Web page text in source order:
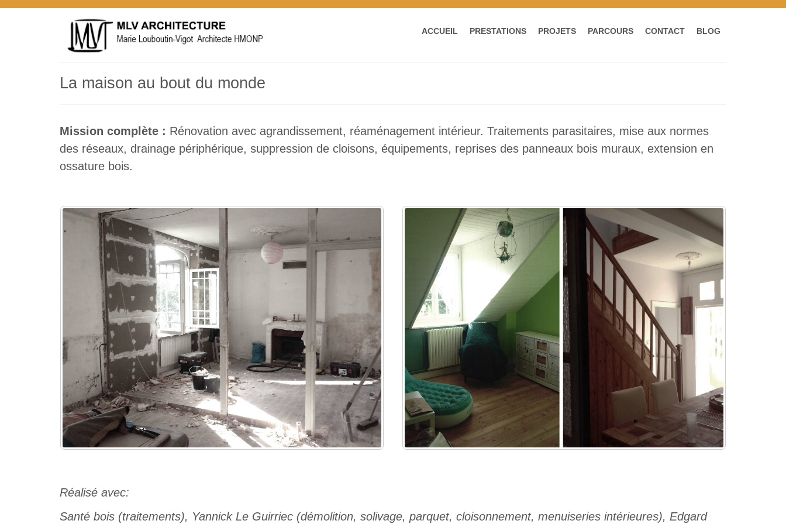
ACCUEIL PRESTATIONS PROJETS PARCOURS CONTACT BLOG
La maison au bout du monde
Mission complète : Rénovation avec agrandissement, réaménagement intérieur. Traitements parasitaires, mise aux normes
des réseaux, drainage périphérique, suppression de cloisons, équipements, reprises des panneaux bois muraux, extension en
ossature bois.
Réalisé avec:
Santé bois (traitements), Yannick Le Guirriec (démolition, solivage, parquet, cloisonnement, menuiseries intérieures), Edgard